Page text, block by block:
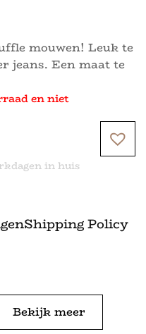
mouwen! Leuk te
jeans. Een maat te
en niet
in huis
Shipping Policy
Bekijk meer